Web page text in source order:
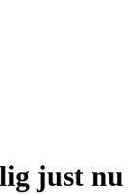
just nu